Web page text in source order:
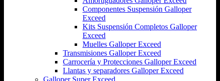
Componentes Suspensión Galloper
Exceed
Kits Suspensión Completos Galloper
Exceed
Muelles Galloper Exceed
Transmisiones Galloper Exceed
Carrocería y Protecciones Galloper Exceed
Llantas y separadores Galloper Exceed
Galloper Super Exceed